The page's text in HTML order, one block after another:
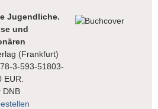
Jugendliche.
und
(Frankfurt)
3-593-51803-
DNB